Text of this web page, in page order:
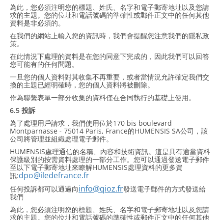
為此，您必須注明您的標題、姓氏、名字和電子郵寄地址以及您請
求的主題。您的位址和電話號碼的準確性或郵件正文中的任何其他
資料是非必須的。
在我們的網站上輸入您的資訊時，我們會提醒您注意我們的隱私政
策。
在此情況下處理的資料是在您的同意下完成的，因此我們可以回答
您可能有的任何問題。
一旦您的個人資料對其收集不再重要，或者當情況允許確定我們交
換的主題已經明確時，您的個人資料將被刪除。
作為聯繫表單一部分收集的資料僅在合同執行的基礎上使用。
6.5 投訴
為了處理用戶請求，我們使用位於170 bis boulevard
Montparnasse - 75014 Paris, France的HUMENSIS SA公司，該
公司將管理並組織處理電子郵件。
HUMENSIS處理通信的名稱、內容和技術資訊。這是具有適當資料
保護級別的按需資料處理的一部分工作。您可以通過發送電子郵件
至以下電子郵寄地址來瞭解HUMENSIS處理資料的更多資
訊:dpo@iledefrance.fr
任何投訴都可以通過向info@qioz.fr發送電子郵件的方式發送給
我們
為此，您必須注明您的標題、姓氏、名字和電子郵寄地址以及您請
求的主題。您的位址和電話號碼的準確性或郵件正文中的任何其他